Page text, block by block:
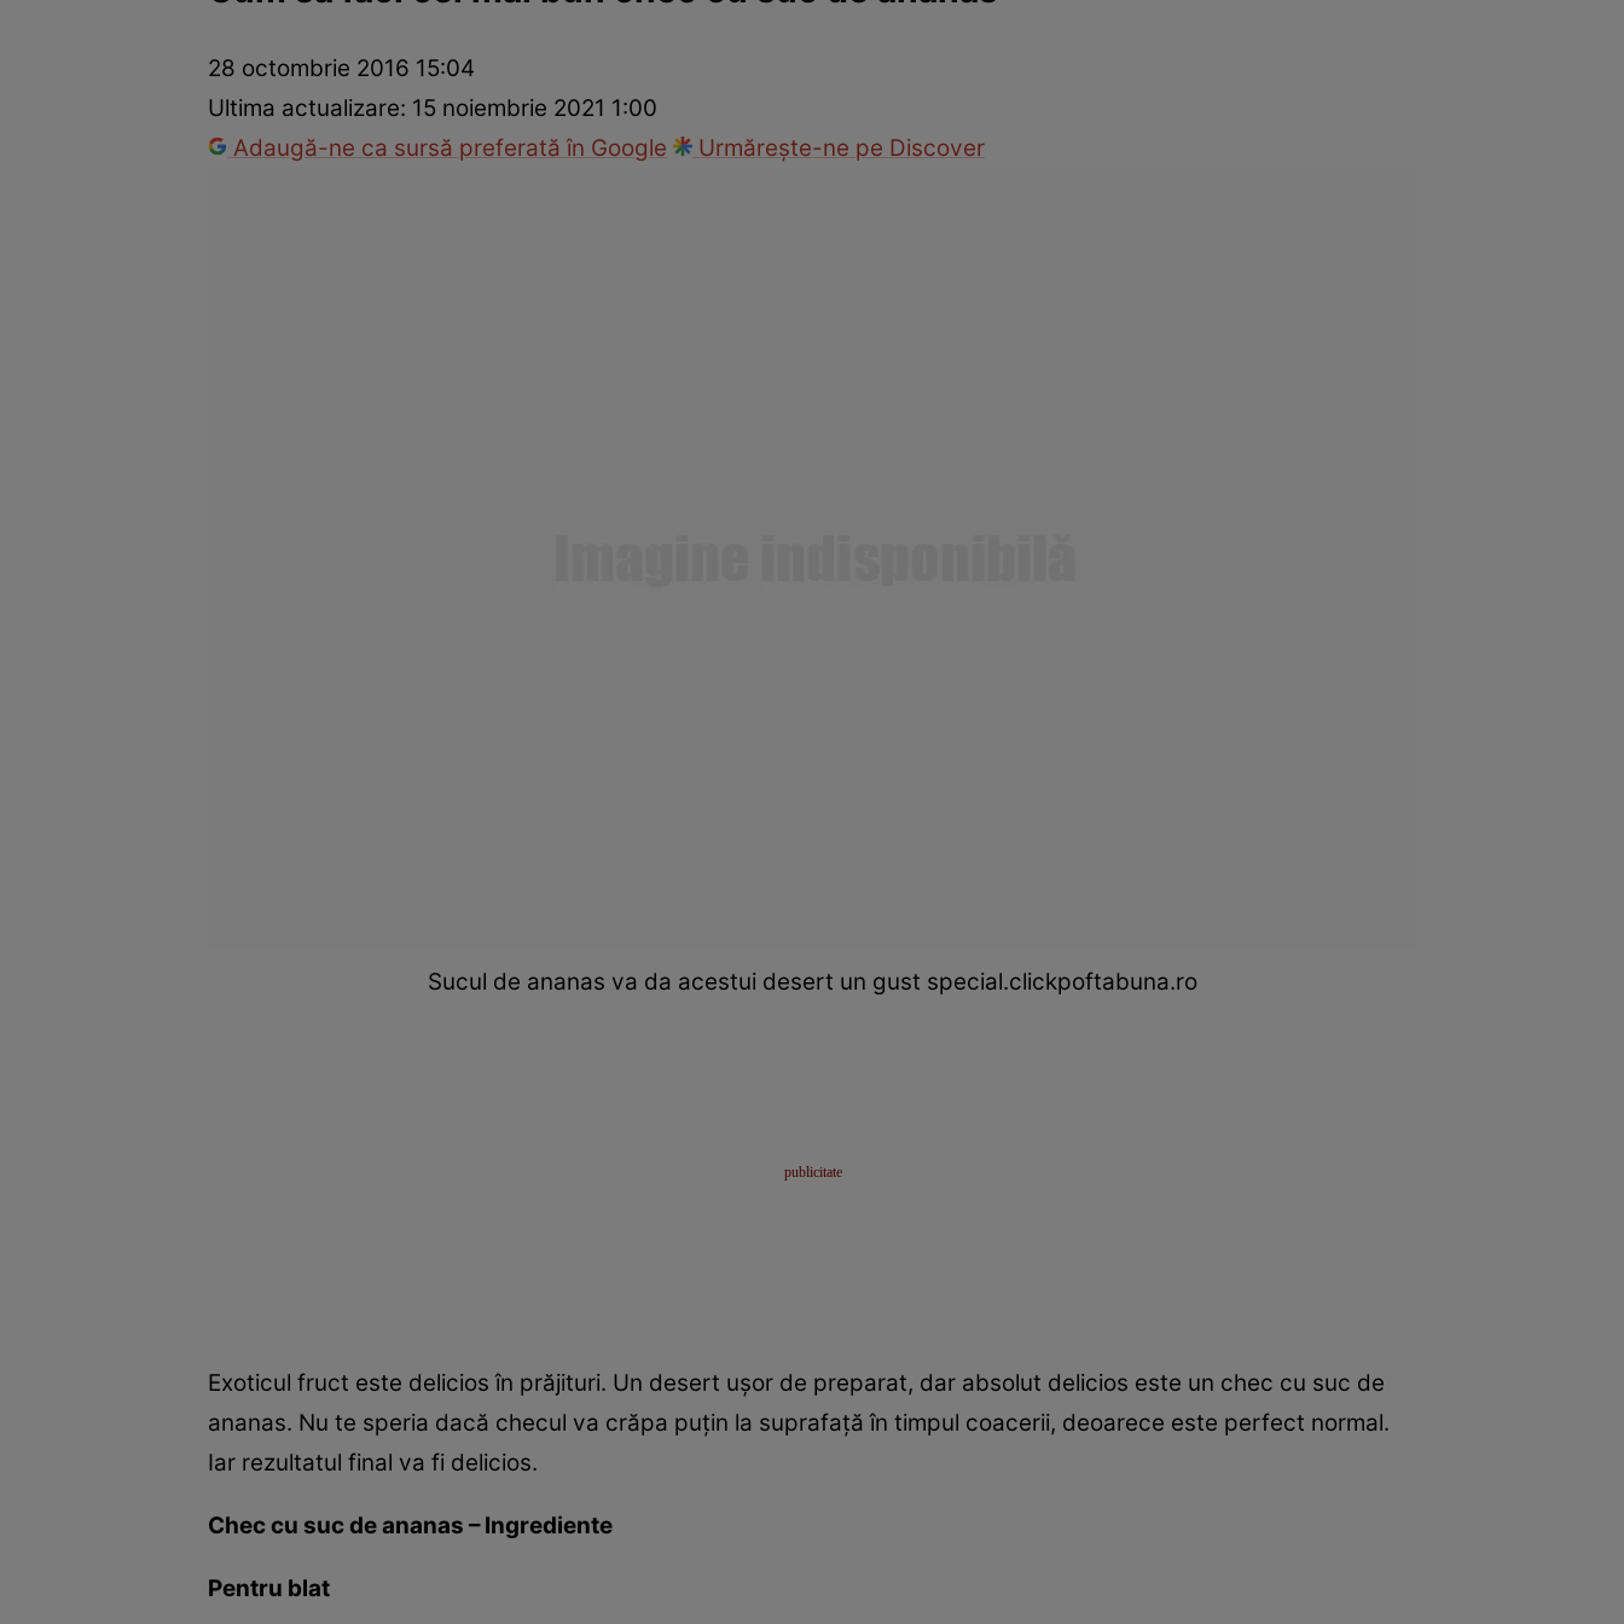
Dragoste și SexEvenimente
28 octombrie 2016 15:04
Ultima actualizare: 15 noiembrie 2021 1:00
Adaugă-ne ca sursă preferată în Google
Urmărește-ne pe Discover
Sucul de ananas va da acestui desert un gust special.clickpoftabuna.ro
Exoticul fruct este delicios în prăjituri. Un desert uşor de preparat, dar absolut delicios este un chec cu suc de
ananas. Nu te speria dacă checul va crăpa puțin la suprafață în timpul coacerii, deoarece este perfect normal.
Iar rezultatul final va fi delicios.
Chec cu suc de ananas – Ingrediente
Pentru blat